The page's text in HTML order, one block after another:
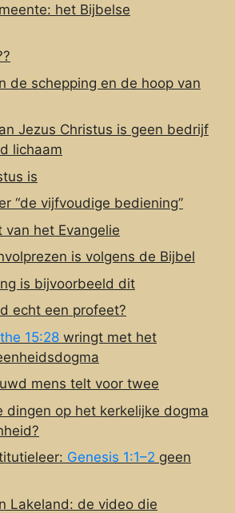
het Bijbelse
de schepping en de hoop van
Jezus Christus is geen bedrijf
lichaam
is
“de vijfvoudige bediening”
het Evangelie
is volgens de Bijbel
is bijvoorbeeld dit
echt een profeet?
15:28 wringt met het
mens telt voor twee
dingen op het kerkelijke dogma
Genesis 1:1–2 geen
Lakeland: de video die